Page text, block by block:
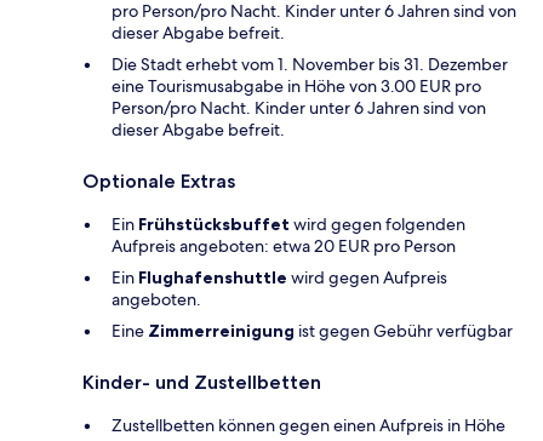
pro Person/pro Nacht. Kinder unter 6 Jahren sind von
dieser Abgabe befreit.
Die Stadt erhebt vom 1. November bis 31. Dezember
eine Tourismusabgabe in Höhe von 3.00 EUR pro
Person/pro Nacht. Kinder unter 6 Jahren sind von
dieser Abgabe befreit.
Optionale Extras
Ein Frühstücksbuffet wird gegen folgenden
Aufpreis angeboten: etwa 20 EUR pro Person
Ein Flughafenshuttle wird gegen Aufpreis
angeboten.
Eine Zimmerreinigung ist gegen Gebühr verfügbar
Kinder- und Zustellbetten
Zustellbetten können gegen einen Aufpreis in Höhe